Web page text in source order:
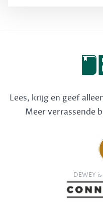
Lees, krijg en geef
Meer verrassende
DEWEY